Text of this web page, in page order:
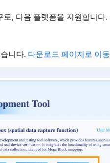
, 다음 플랫폼을 지원합니다.
니다. 다운로드 페이지로 이동